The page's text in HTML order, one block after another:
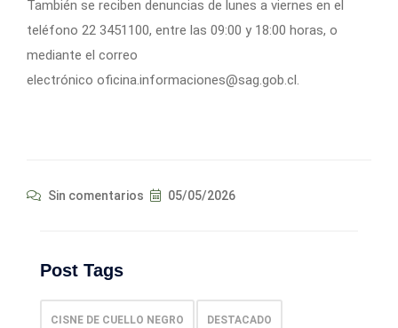
También se reciben denuncias de lunes a viernes en el
teléfono 22 3451100, entre las 09:00 y 18:00 horas, o
mediante el correo
electrónico oficina.informaciones@sag.gob.cl.
Sin comentarios 05/05/2026
Post Tags
CISNE DE CUELLO NEGRO DESTACADO